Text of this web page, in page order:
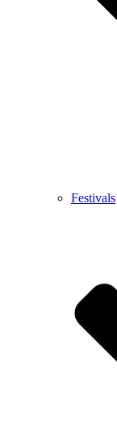
Festivals